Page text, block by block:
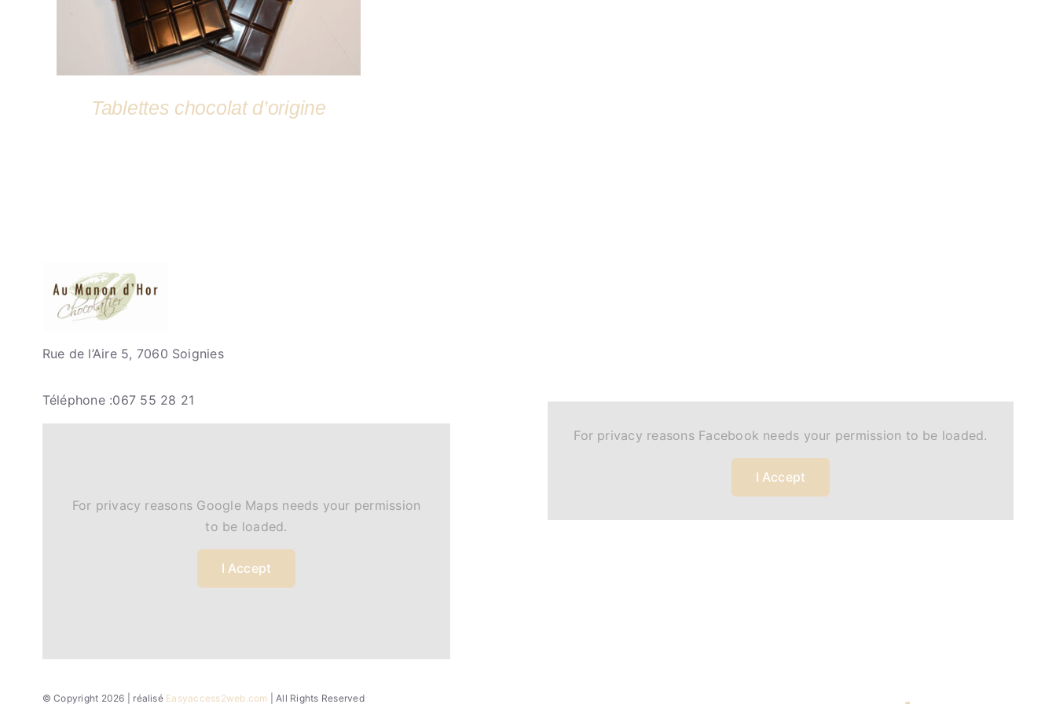
Tablettes chocolat d’origine
Rue de l’Aire 5, 7060 Soignies
Téléphone :067 55 28 21
For privacy reasons Google Maps needs your permission
to be loaded.
I Accept
For privacy reasons Facebook needs your permission to be loaded.
I Accept
© Copyright 2026 | réalisé Easyaccess2web.com | All Rights Reserved